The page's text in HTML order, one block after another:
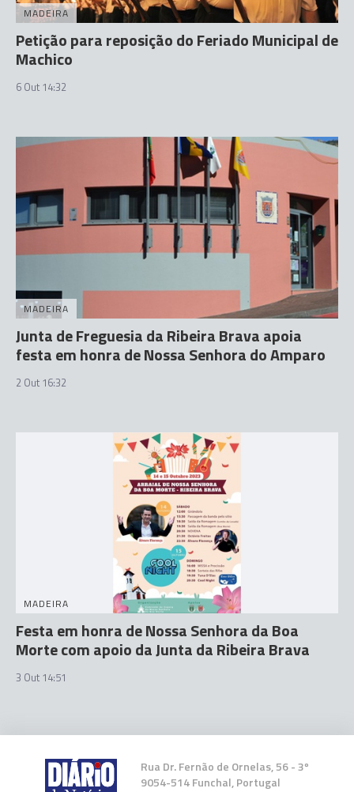
MADEIRA
Petição para reposição do Feriado Municipal de
Machico
6 Out 14:32
MADEIRA
Junta de Freguesia da Ribeira Brava apoia
festa em honra de Nossa Senhora do Amparo
2 Out 16:32
MADEIRA
Festa em honra de Nossa Senhora da Boa
Morte com apoio da Junta da Ribeira Brava
3 Out 14:51
Rua Dr. Fernão de Ornelas, 56 - 3º
9054-514 Funchal, Portugal